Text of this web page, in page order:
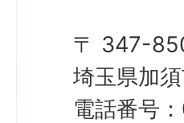
〒 347-
埼玉県加
電話番号